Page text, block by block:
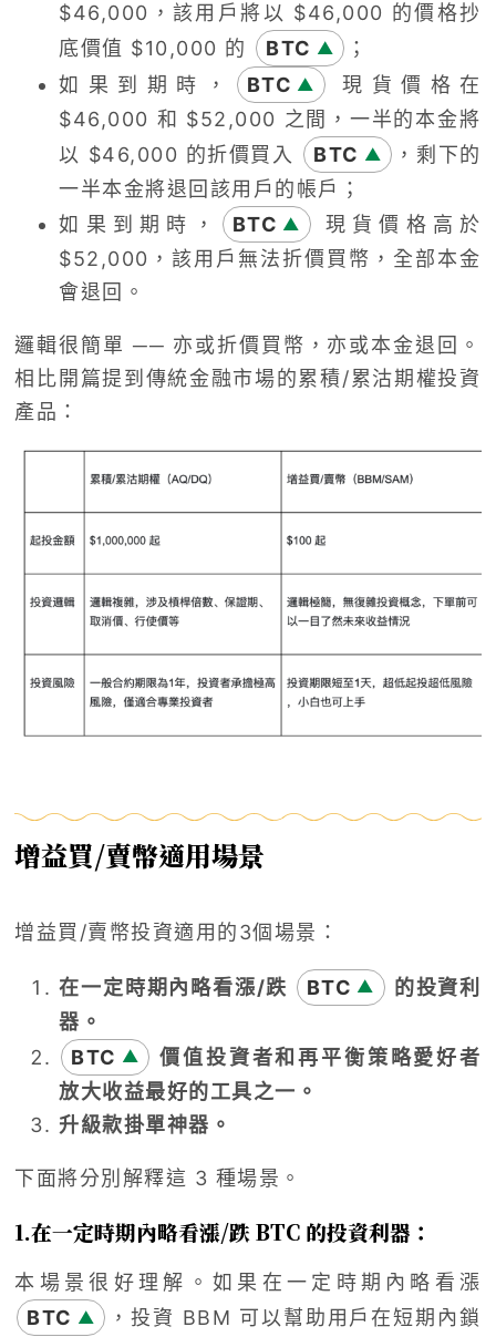
$46,000 ，該用戶將以 $46,000 的價格抄
底價值 $10,000 的 BTC ▲
；
如果到期時，
BTC ▲
現貨價格在
$46,000 和 $52,000 之間，一半的本金將
以 $46,000 的折價買入 BTC ▲
，剩下的
一半本金將退回該用戶的帳戶；
如果到期時，
BTC ▲
現貨價格高於
$52,000 ，該用戶無法折價買幣，全部本金
會退回。
邏輯很簡單 ── 亦或折價買幣，亦或本金退回。
相比開篇提到傳統金融市場的累積/累沽期權投資
產品：
增益買/賣幣適用場景
增益買 /賣幣投資適用的3個場景：
在一定時期內略看漲/跌 BTC ▲
的投資利
器。
BTC ▲
價值投資者和再平衡策略愛好者
放大收益最好的工具之一。
升級款掛單神器。
下面將分別解釋這 3 種場景。
1.在一定時期內略看漲/跌 BTC 的投資利器：
本場景很好理解。如果在一定時期內略看漲
BTC ▲ ，投資 BBM 可以幫助用戶在短期內鎖